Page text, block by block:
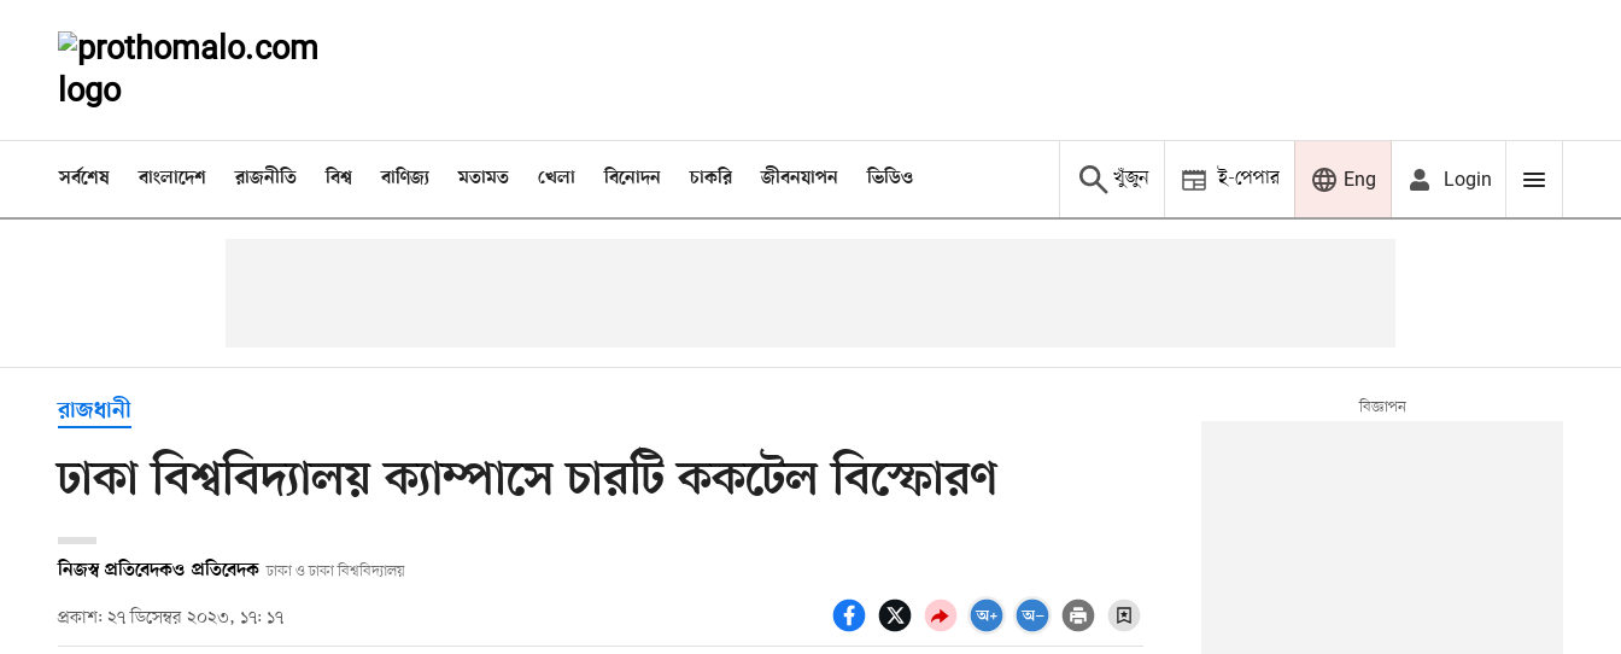
সর্বশেষ বাংলাদেশ রাজনীতি বিশ্ব বাণিজ্য মতামত খেলা বিনোদন চাকরি জীবনযাপন ভিডিও খুঁজুন ই-পেপার Eng Login
রাজধানী
ঢাকা বিশ্ববিদ্যালয় ক্যাম্পাসে চারটি ককটেল বিস্ফোরণ
নিজস্ব প্রতিবেদকও প্রতিবেদক ঢাকা ও ঢাকা বিশ্ববিদ্যালয়
প্রকাশ: ২৭ ডিসেম্বর ২০২৩, ১৭: ১৭